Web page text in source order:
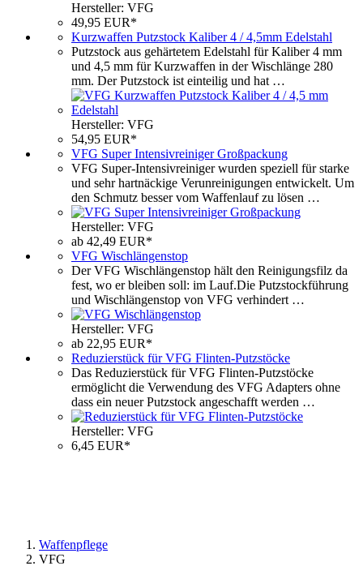
Hersteller: VFG
49,95 EUR*
Kurzwaffen Putzstock Kaliber 4 / 4,5mm Edelstahl
Putzstock aus gehärtetem Edelstahl für Kaliber 4 mm
und 4,5 mm für Kurzwaffen in der Wischlänge 280
mm. Der Putzstock ist einteilig und hat …
Hersteller: VFG
54,95 EUR*
VFG Super Intensivreiniger Großpackung
VFG Super-Intensivreiniger wurden speziell für starke
und sehr hartnäckige Verunreinigungen entwickelt. Um
den Schmutz besser vom Waffenlauf zu lösen …
Hersteller: VFG
ab 42,49 EUR*
VFG Wischlängenstop
Der VFG Wischlängenstop hält den Reinigungsfilz da
fest, wo er bleiben soll: im Lauf.Die Putzstockführung
und Wischlängenstop von VFG verhindert …
Hersteller: VFG
ab 22,95 EUR*
Reduzierstück für VFG Flinten-Putzstöcke
Das Reduzierstück für VFG Flinten-Putzstöcke
ermöglicht die Verwendung des VFG Adapters ohne
dass ein neuer Putzstock angeschafft werden …
Hersteller: VFG
6,45 EUR*
Waffenpflege
VFG